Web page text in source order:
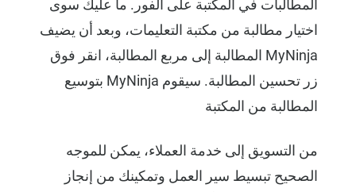
المطالبات في المكتبة على الفور. ما عليك سوى
اختيار مطالبة من مكتبة التعليمات، وبعد أن يضيف
MyNinja المطالبة إلى مربع المطالبة، انقر فوق
زر تحسين المطالبة. سيقوم MyNinja بتوسيع
المطالبة من المكتبة
من التسويق إلى خدمة العملاء، يمكن للموجه
الصحيح تبسيط سير العمل وتمكينك من إنجاز